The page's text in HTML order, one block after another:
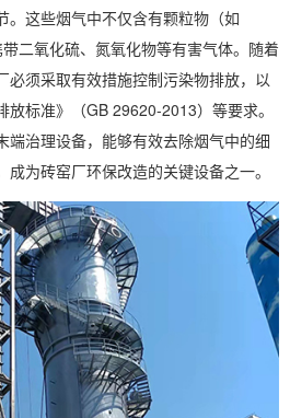
。这些烟气中不仅含有颗粒物（如
二氧化硫、氮氧化物等有害气体。随着
必须采取有效措施控制污染物排放，以
标准》（GB 29620-2013）等要求。
端治理设备，能够有效去除烟气中的细
为砖窑厂环保改造的关键设备之一。